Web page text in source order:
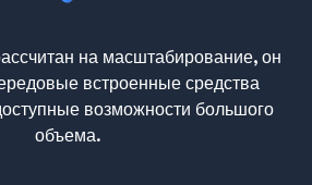
на масштабирование, он
встроенные средства
возможности большого
объема.